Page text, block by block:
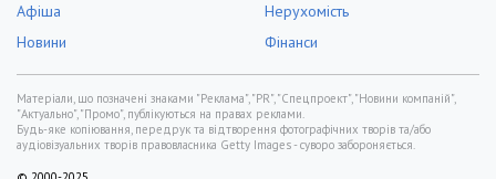
Афіша
Нерухомість
Новини
Фінанси
Матеріали, що позначені знаками "Реклама", "PR", "Спецпроект", "Новини компаній",
"Актуально", "Промо", публікуються на правах реклами.
Будь-яке копіювання, передрук та відтворення фотографічних творів та/або
аудіовізуальних творів правовласника Getty Images - суворо забороняється.